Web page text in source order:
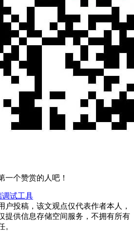
一个赞赏的人吧！
调试工具
户投稿，该文观点仅代表作者本人，
提供信息存储空间服务，不拥有所有
。